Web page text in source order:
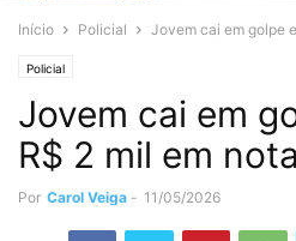
Início Policial Jovem cai em golpe
Policial
Jovem cai em
R$ 2 mil em
Por Carol Veiga - 11/05/2026